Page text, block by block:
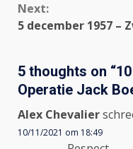
Next:
5 december 1957 –
5 thoughts on “
Operatie Jack
Alex Chevalier
10/11/2021 om 18:49